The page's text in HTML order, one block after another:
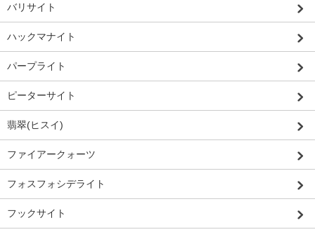
バリサイト
ハックマナイト
パープライト
ピーターサイト
翡翠(ヒスイ)
ファイアークォーツ
フォスフォシデライト
フックサイト